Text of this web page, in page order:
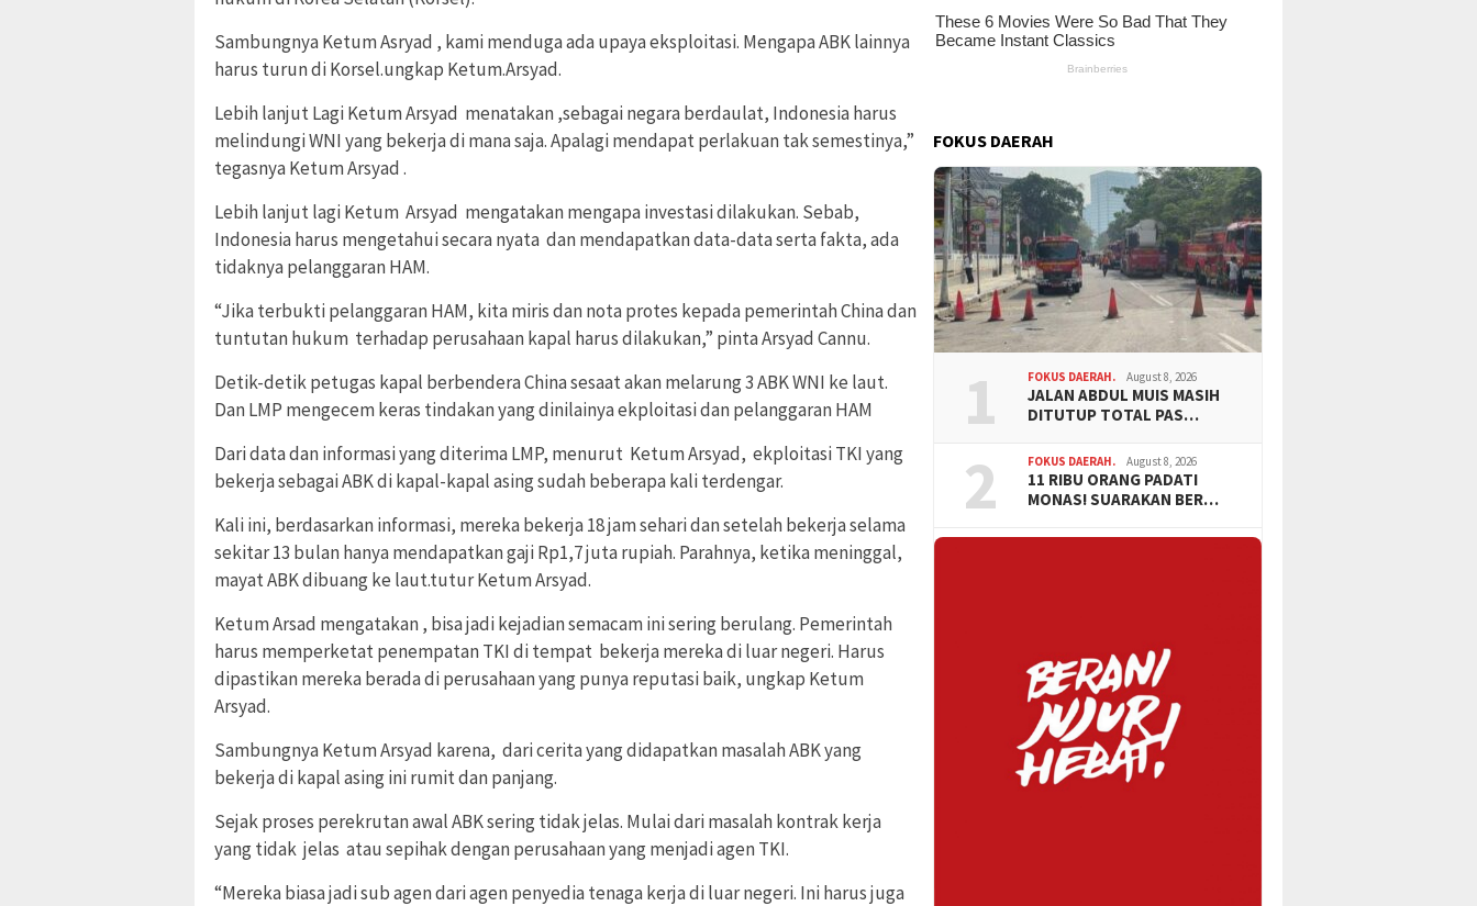
Sambungnya Ketum Asryad , kami menduga ada upaya eksploitasi. Mengapa ABK lainnya
harus turun di Korsel.ungkap Ketum.Arsyad.
Lebih lanjut Lagi Ketum Arsyad menatakan ,sebagai negara berdaulat, Indonesia harus
melindungi WNI yang bekerja di mana saja. Apalagi mendapat perlakuan tak semestinya,”
tegasnya Ketum Arsyad .
Lebih lanjut lagi Ketum Arsyad mengatakan mengapa investasi dilakukan. Sebab,
Indonesia harus mengetahui secara nyata dan mendapatkan data-data serta fakta, ada
tidaknya pelanggaran HAM.
“Jika terbukti pelanggaran HAM, kita miris dan nota protes kepada pemerintah China dan
tuntutan hukum terhadap perusahaan kapal harus dilakukan,” pinta Arsyad Cannu.
Detik-detik petugas kapal berbendera China sesaat akan melarung 3 ABK WNI ke laut.
Dan LMP mengecem keras tindakan yang dinilainya ekploitasi dan pelanggaran HAM
Dari data dan informasi yang diterima LMP, menurut Ketum Arsyad, ekploitasi TKI yang
bekerja sebagai ABK di kapal-kapal asing sudah beberapa kali terdengar.
Kali ini, berdasarkan informasi, mereka bekerja 18 jam sehari dan setelah bekerja selama
sekitar 13 bulan hanya mendapatkan gaji Rp1,7 juta rupiah. Parahnya, ketika meninggal,
mayat ABK dibuang ke laut.tutur Ketum Arsyad.
Ketum Arsad mengatakan , bisa jadi kejadian semacam ini sering berulang. Pemerintah
harus memperketat penempatan TKI di tempat bekerja mereka di luar negeri. Harus
dipastikan mereka berada di perusahaan yang punya reputasi baik, ungkap Ketum
Arsyad.
Sambungnya Ketum Arsyad karena, dari cerita yang didapatkan masalah ABK yang
bekerja di kapal asing ini rumit dan panjang.
Sejak proses perekrutan awal ABK sering tidak jelas. Mulai dari masalah kontrak kerja
yang tidak jelas atau sepihak dengan perusahaan yang menjadi agen TKI.
“Mereka biasa jadi sub agen dari agen penyedia tenaga kerja di luar negeri. Ini harus juga
FOKUS DAERAH
1 FOKUS DAERAH. August 8, 2026
JALAN ABDUL MUIS MASIH
DITUTUP TOTAL PAS…
2 FOKUS DAERAH. August 8, 2026
11 RIBU ORANG PADATI
MONAS! SUARAKAN BER…